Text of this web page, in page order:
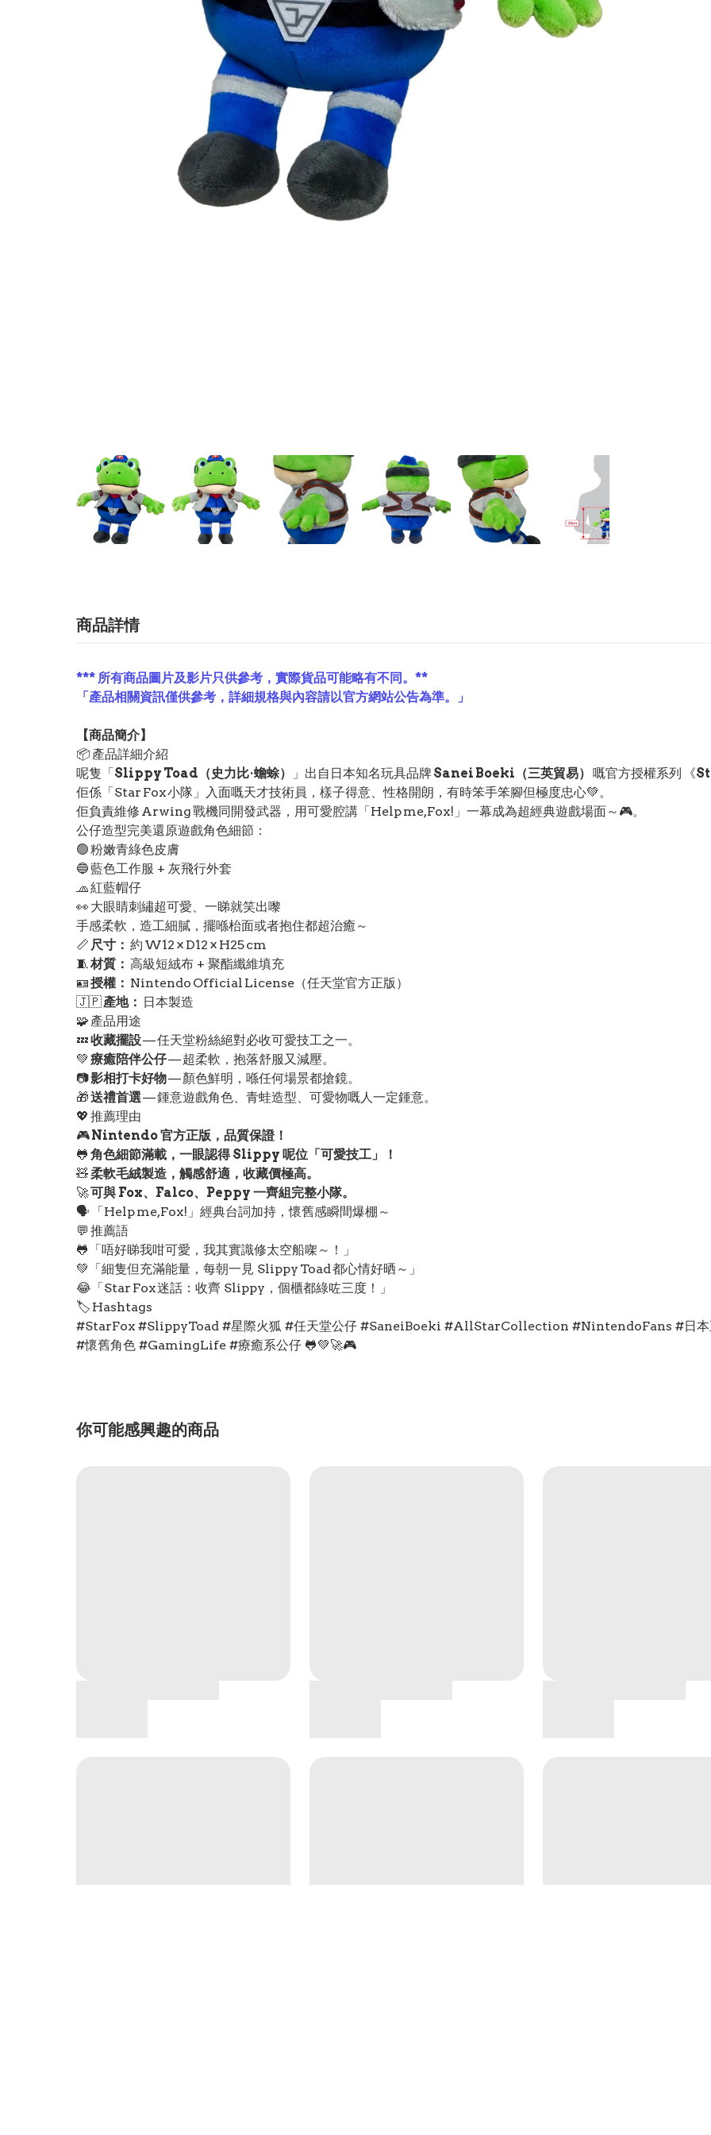
商品詳情
*** 所有商品圖片及影片只供參考，實際貨品可能略有不同。**
「產品相關資訊僅供參考，詳細規格與內容請以官方網站公告為準。」
【商品簡介】
📦 產品詳細介紹
呢隻「 Slippy Toad（史力比·蟾蜍） 」出自日本知名玩具品牌Sanei Boeki（三英貿易） 嘅官方授權系列 《
佢係「Star Fox 小隊」入面嘅天才技術員，樣子得意、性格開朗，有時笨手笨腳但極度忠心💚。
佢負責維修 Arwing 戰機同開發武器，用可愛腔講「Help me, Fox!」一幕成為超經典遊戲場面～🎮。
公仔造型完美還原遊戲角色細節：
🟢 粉嫩青綠色皮膚
🔵 藍色工作服 + 灰飛行外套
🧢 紅藍帽仔
👀 大眼睛刺繡超可愛、一睇就笑出嚟
手感柔軟，造工細膩，擺喺枱面或者抱住都超治癒～
📏 尺寸： 約 W12 × D12 × H25 cm
🧵材質： 高級短絨布 + 聚酯纖維填充
🪪授權： Nintendo Official License（任天堂官方正版）
🇯🇵產地： 日本製造
🧩 產品用途
💤收藏擺設— 任天堂粉絲絕對必收可愛技工之一。
💚 療癒陪伴公仔— 超柔軟，抱落舒服又減壓。
📷影相打卡好物— 顏色鮮明，喺任何場景都搶鏡。
🎁送禮首選— 鍾意遊戲角色、青蛙造型、可愛物嘅人一定鍾意。
💖 推薦理由
🎮Nintendo 官方正版，品質保證！
🐸 角色細節滿載，一眼認得 Slippy 呢位「可愛技工」！
🧸柔軟毛絨製造，觸感舒適，收藏價極高。
🚀可與 Fox、Falco、Peppy 一齊組完整小隊。
🗣️ 「Help me, Fox!」經典台詞加持，懷舊感瞬間爆棚～
💬 推薦語
🐸「唔好睇我咁可愛，我其實識修太空船㗎～！」
💚「細隻但充滿能量，每朝一見 Slippy Toad 都心情好晒～」
😂「Star Fox 迷話：收齊 Slippy，個櫃都綠咗三度！」
🏷️ Hashtags
#StarFox #SlippyToad #星際火狐 #任天堂公仔 #SaneiBoeki #AllStarCollection #NintendoFans #日本
#懷舊角色 #GamingLife #療癒系公仔 🐸💚🚀🎮
你可能感興趣的商品